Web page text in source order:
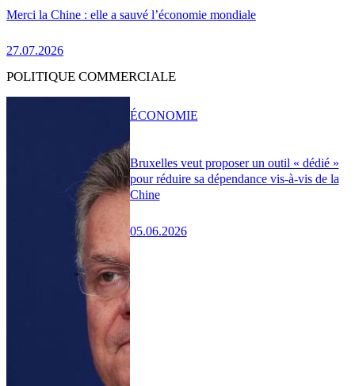
Merci la Chine : elle a sauvé l’économie mondiale
27.07.2026
POLITIQUE COMMERCIALE
Bruxelles veut proposer un outil « dédié »
pour réduire sa dépendance vis-à-vis de la
Chine
05.06.2026
ÉCONOMIE